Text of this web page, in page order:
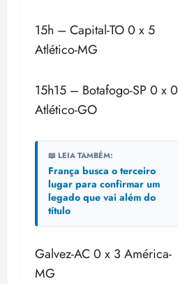
15h – Capital-TO 0 x 5
Atlético-MG
15h15 – Botafogo-SP 0 x 0
Atlético-GO
📖 LEIA TAMBÉM:
França busca o terceiro
lugar para confirmar um
legado que vai além do
título
Galvez-AC 0 x 3 América-
MG